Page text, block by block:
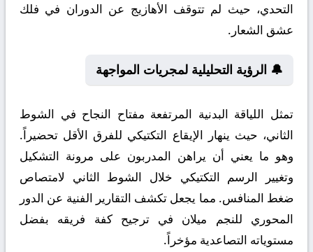
التحدي، حيث لم تتوقف الأهازيج عن الدوران في فلك
عشق الشعار.
🔔 الرؤية التحليلية لمجريات المواجهة
تمثل اللياقة البدنية المرتفعة مفتاح النجاح في الشوط
الثاني، حيث ينهار الإيقاع التكتيكي للفرق الأقل تحضيراً.
وهو ما يعني أن يراهن المدربون على مرونة التشكيل
وتغيير الرسم التكتيكي خلال الشوط الثاني لامتصاص
ضغط المنافس. مما يجعل تكشف التقارير الفنية عن الدور
المحوري للنجم ميلان في ترجيح كفة فريقه بفضل
مستوياته التصاعدية مؤخراً.